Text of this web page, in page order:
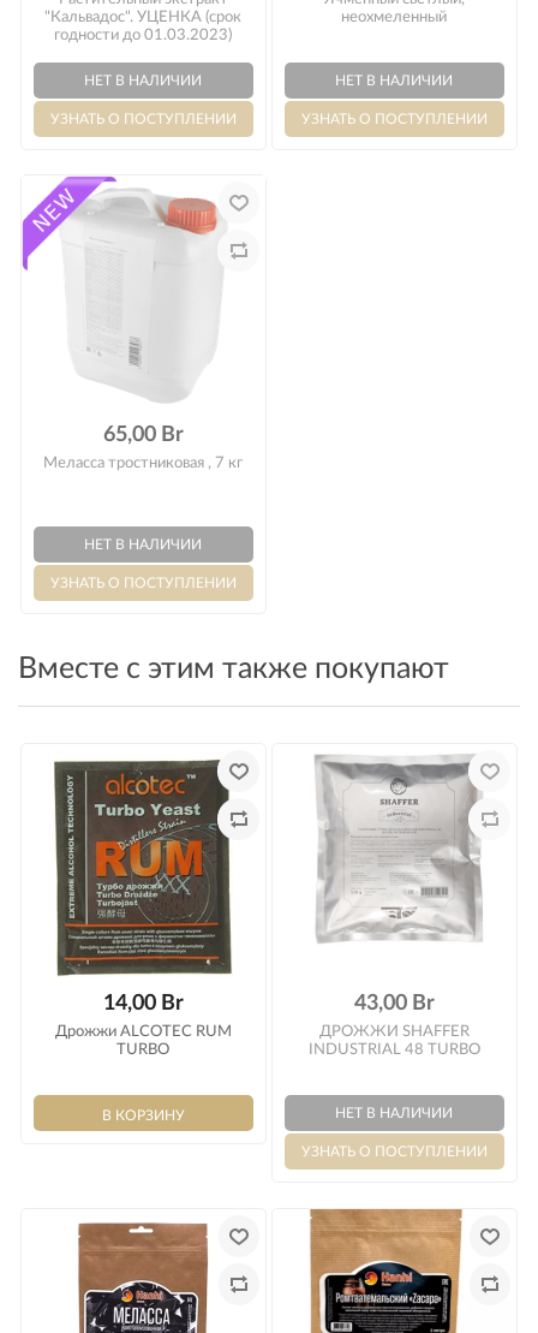
"Кальвадос". УЦЕНКА (срок
годности до 01.03.2023)
неохмеленный
65,00 Br
Меласса тростниковая , 7 кг
Вместе с этим также покупают
14,00 Br
Дрожжи ALCOTEC RUM
TURBO
43,00 Br
ДРОЖЖИ SHAFFER
INDUSTRIAL 48 TURBO